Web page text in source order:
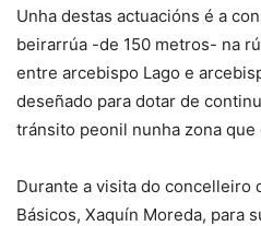
Unha destas actuacións é a
beirarrúa -de 150 metros- na
entre arcebispo Lago e
deseñado para dotar de
tránsito peonil nunha zona que
Durante a visita do concelleiro
Básicos, Xaquín Moreda, para